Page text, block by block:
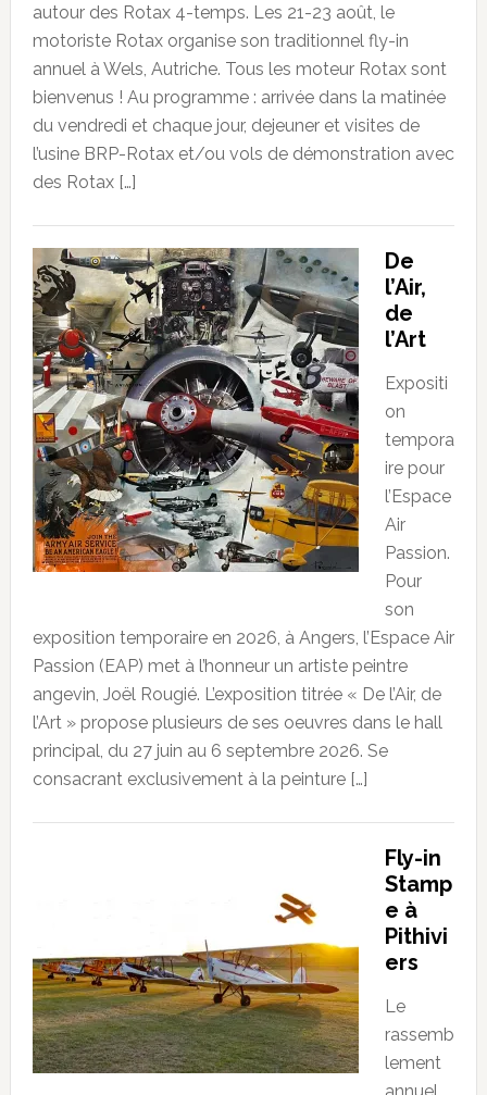
autour des Rotax 4-temps. Les 21-23 août, le
motoriste Rotax organise son traditionnel fly-in
annuel à Wels, Autriche. Tous les moteur Rotax sont
bienvenus ! Au programme : arrivée dans la matinée
du vendredi et chaque jour, dejeuner et visites de
l’usine BRP-Rotax et/ou vols de démonstration avec
des Rotax […]
De
l’Air,
de
l’Art
Expositi
on
tempora
ire pour
l’Espace
Air
Passion.
Pour
son
exposition temporaire en 2026, à Angers, l’Espace Air
Passion (EAP) met à l’honneur un artiste peintre
angevin, Joël Rougié. L’exposition titrée « De l’Air, de
l’Art » propose plusieurs de ses oeuvres dans le hall
principal, du 27 juin au 6 septembre 2026. Se
consacrant exclusivement à la peinture […]
Fly-in
Stamp
e à
Pithivi
ers
Le
rassemb
lement